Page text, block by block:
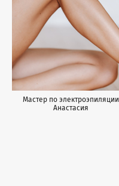
Мастер по электроэпиляции
Анастасия